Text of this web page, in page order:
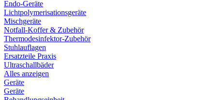
Endo-Geräte
Lichtpolymerisationsgeräte
Mischgeräte
Notfall-Koffer & Zubehör
Thermodesinfektor-Zubehör
Stuhlauflagen
Ersatzteile Praxis
Ultraschallbäder
Alles anzeigen
Geräte
Geräte